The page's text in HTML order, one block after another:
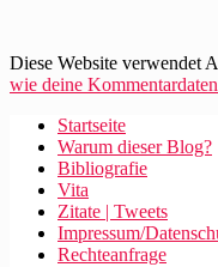
Diese Website verwendet
wie deine
Startseite
Warum dieser Blog?
Bibliografie
Vita
Zitate | Tweets
Impressum/
Rechteanfrage